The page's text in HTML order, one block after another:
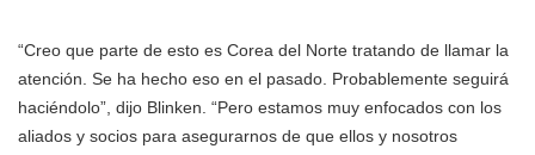
“Creo que parte de esto es Corea del Norte tratando de llamar la
atención. Se ha hecho eso en el pasado. Probablemente seguirá
haciéndolo”, dijo Blinken. “Pero estamos muy enfocados con los
aliados y socios para asegurarnos de que ellos y nosotros